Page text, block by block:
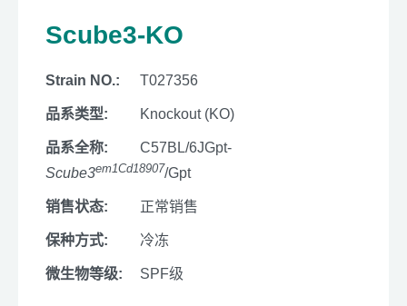
Scube3-KO
Strain NO.: T027356
品系类型: Knockout (KO)
品系全称:
C57BL/6JGpt-
Scube3em1Cd18907/Gpt
销售状态: 正常销售
保种方式: 冷冻
微生物等级: SPF级